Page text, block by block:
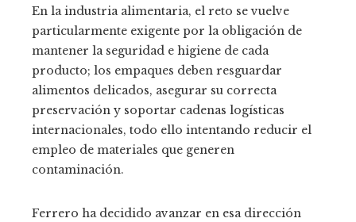
En la industria alimentaria, el reto se vuelve
particularmente exigente por la obligación de
mantener la seguridad e higiene de cada
producto; los empaques deben resguardar
alimentos delicados, asegurar su correcta
preservación y soportar cadenas logísticas
internacionales, todo ello intentando reducir el
empleo de materiales que generen
contaminación.
Ferrero ha decidido avanzar en esa dirección